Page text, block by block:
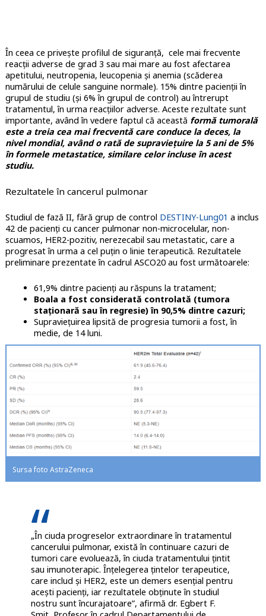
În ceea ce privește profilul de siguranță, cele mai frecvente
reacții adverse de grad 3 sau mai mare au fost afectarea
apetitului, neutropenia, leucopenia și anemia (scăderea
numărului de celule sanguine normale). 15% dintre pacienții în
grupul de studiu (și 6% în grupul de control) au întrerupt
tratamentul, în urma reacțiilor adverse. Aceste rezultate sunt
importante, având în vedere faptul că această formă tumorală
este a treia cea mai frecventă care conduce la deces, la
nivel mondial, având o rată de supraviețuire la 5 ani de 5%
în formele metastatice, similare celor incluse în acest
studiu.
Rezultatele în cancerul pulmonar
Studiul de fază II, fără grup de control DESTINY-Lung01 a inclus
42 de pacienți cu cancer pulmonar non-microcelular, non-
scuamos, HER2-pozitiv, nerezecabil sau metastatic, care a
progresat în urma a cel puțin o linie terapeutică. Rezultatele
preliminare prezentate în cadrul ASCO20 au fost următoarele:
61,9% dintre pacienți au răspuns la tratament;
Boala a fost considerată controlată (tumora
staționară sau în regresie) în 90,5% dintre cazuri;
Supraviețuirea lipsită de progresia tumorii a fost, în
medie, de 14 luni.
Sursa foto AstraZeneca
„În ciuda progreselor extraordinare în tratamentul
cancerului pulmonar, există în continuare cazuri de
tumori care evoluează, în ciuda tratamentului țintit
sau imunoterapic. Înțelegerea țintelor terapeutice,
care includ și HER2, este un demers esențial pentru
acești pacienți, iar rezultatele obținute în studiul
nostru sunt încurajatoare”, afirmă dr. Egbert F.